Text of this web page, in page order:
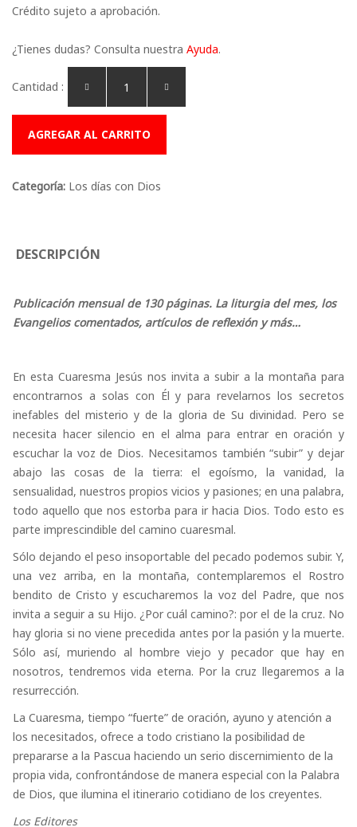
Crédito sujeto a aprobación.
¿Tienes dudas? Consulta nuestra Ayuda.
Cantidad :
AGREGAR AL CARRITO
Categoría: Los días con Dios
DESCRIPCIÓN
Publicación mensual de 130 páginas. La liturgia del mes, los
Evangelios comentados, artículos de reflexión y más…
En esta Cuaresma Jesús nos invita a subir a la montaña para
encontrarnos a solas con Él y para revelarnos los secretos
inefables del misterio y de la gloria de Su divinidad. Pero se
necesita hacer silencio en el alma para entrar en oración y
escuchar la voz de Dios. Necesitamos también “subir” y dejar
abajo las cosas de la tierra: el egoísmo, la vanidad, la
sensualidad, nuestros propios vicios y pasiones; en una palabra,
todo aquello que nos estorba para ir hacia Dios. Todo esto es
parte imprescindible del camino cuaresmal.
Sólo dejando el peso insoportable del pecado podemos subir. Y,
una vez arriba, en la montaña, contemplaremos el Rostro
bendito de Cristo y escucharemos la voz del Padre, que nos
invita a seguir a su Hijo. ¿Por cuál camino?: por el de la cruz. No
hay gloria si no viene precedida antes por la pasión y la muerte.
Sólo así, muriendo al hombre viejo y pecador que hay en
nosotros, tendremos vida eterna. Por la cruz llegaremos a la
resurrección.
La Cuaresma, tiempo “fuerte” de oración, ayuno y atención a
los necesitados, ofrece a todo cristiano la posibilidad de
prepararse a la Pascua haciendo un serio discernimiento de la
propia vida, confrontándose de manera especial con la Palabra
de Dios, que ilumina el itinerario cotidiano de los creyentes.
Los Editores